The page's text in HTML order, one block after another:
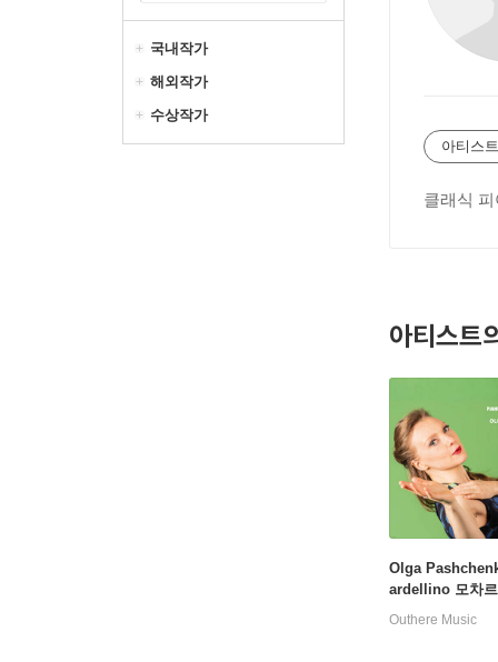
국내작가
해외작가
수상작가
아티스
클래식
아티스트
Olga
ardellino 모차
노 협주곡 6번,
Outhere Music